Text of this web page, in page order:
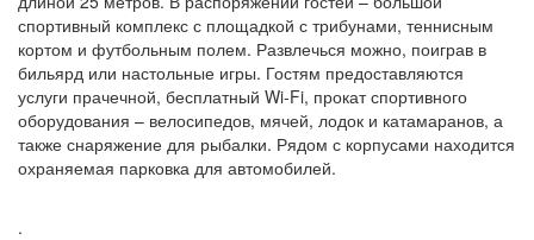
спортивный комплекс с площадкой с трибунами, теннисным
кортом и футбольным полем. Развлечься можно, поиграв в
бильярд или настольные игры. Гостям предоставляются
услуги прачечной, бесплатный Wi-Fi, прокат спортивного
оборудования – велосипедов, мячей, лодок и катамаранов, а
также снаряжение для рыбалки. Рядом с корпусами находится
охраняемая парковка для автомобилей.
.